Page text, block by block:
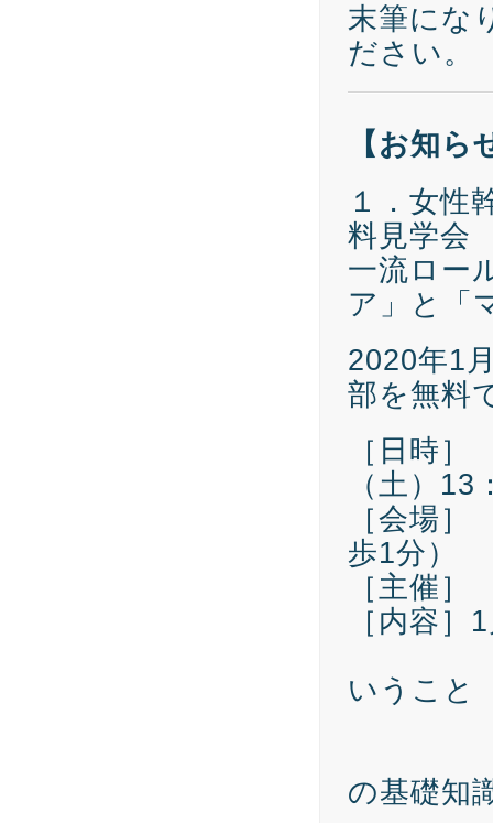
末筆にな
ださい。
【お知ら
１．女性
料見学会
一流ロー
ア」と「
2020年1
部を無料
［日時
（土）
［会場
歩1分）
［主催
［内容］
いうこと
の基礎知